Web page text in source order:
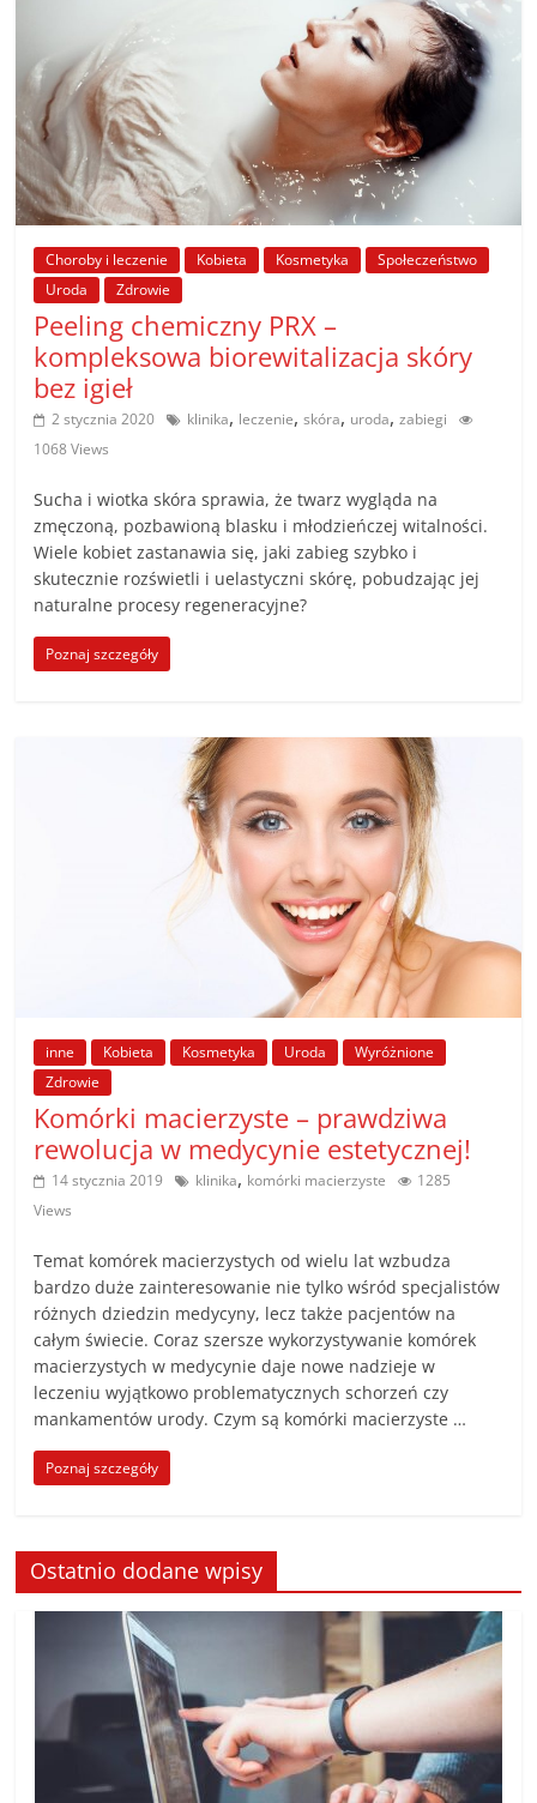
Choroby i leczenie Kobieta Kosmetyka
Społeczeństwo
Uroda
Zdrowie
Peeling chemiczny PRX –
kompleksowa biorewitalizacja skóry
bez igieł
2 stycznia 2020 klinika, leczenie,skóra, uroda,zabiegi
1068 Views
Sucha i wiotka skóra sprawia, że twarz wygląda na
zmęczoną, pozbawioną blasku i młodzieńczej witalności.
Wiele kobiet zastanawia się, jaki zabieg szybko i
skutecznie rozświetli i uelastyczni skórę, pobudzając jej
naturalne procesy regeneracyjne?
Poznaj szczegóły
inne Kobieta Kosmetyka Uroda
Wyróżnione
Zdrowie
Komórki macierzyste – prawdziwa
rewolucja w medycynie estetycznej!
14 stycznia 2019 klinika, komórki macierzyste
1285
Views
Temat komórek macierzystych od wielu lat wzbudza
bardzo duże zainteresowanie nie tylko wśród specjalistów
różnych dziedzin medycyny, lecz także pacjentów na
całym świecie. Coraz szersze wykorzystywanie komórek
macierzystych w medycynie daje nowe nadzieje w
leczeniu wyjątkowo problematycznych schorzeń czy
mankamentów urody. Czym są komórki macierzyste …
Poznaj szczegóły
Ostatnio dodane wpisy